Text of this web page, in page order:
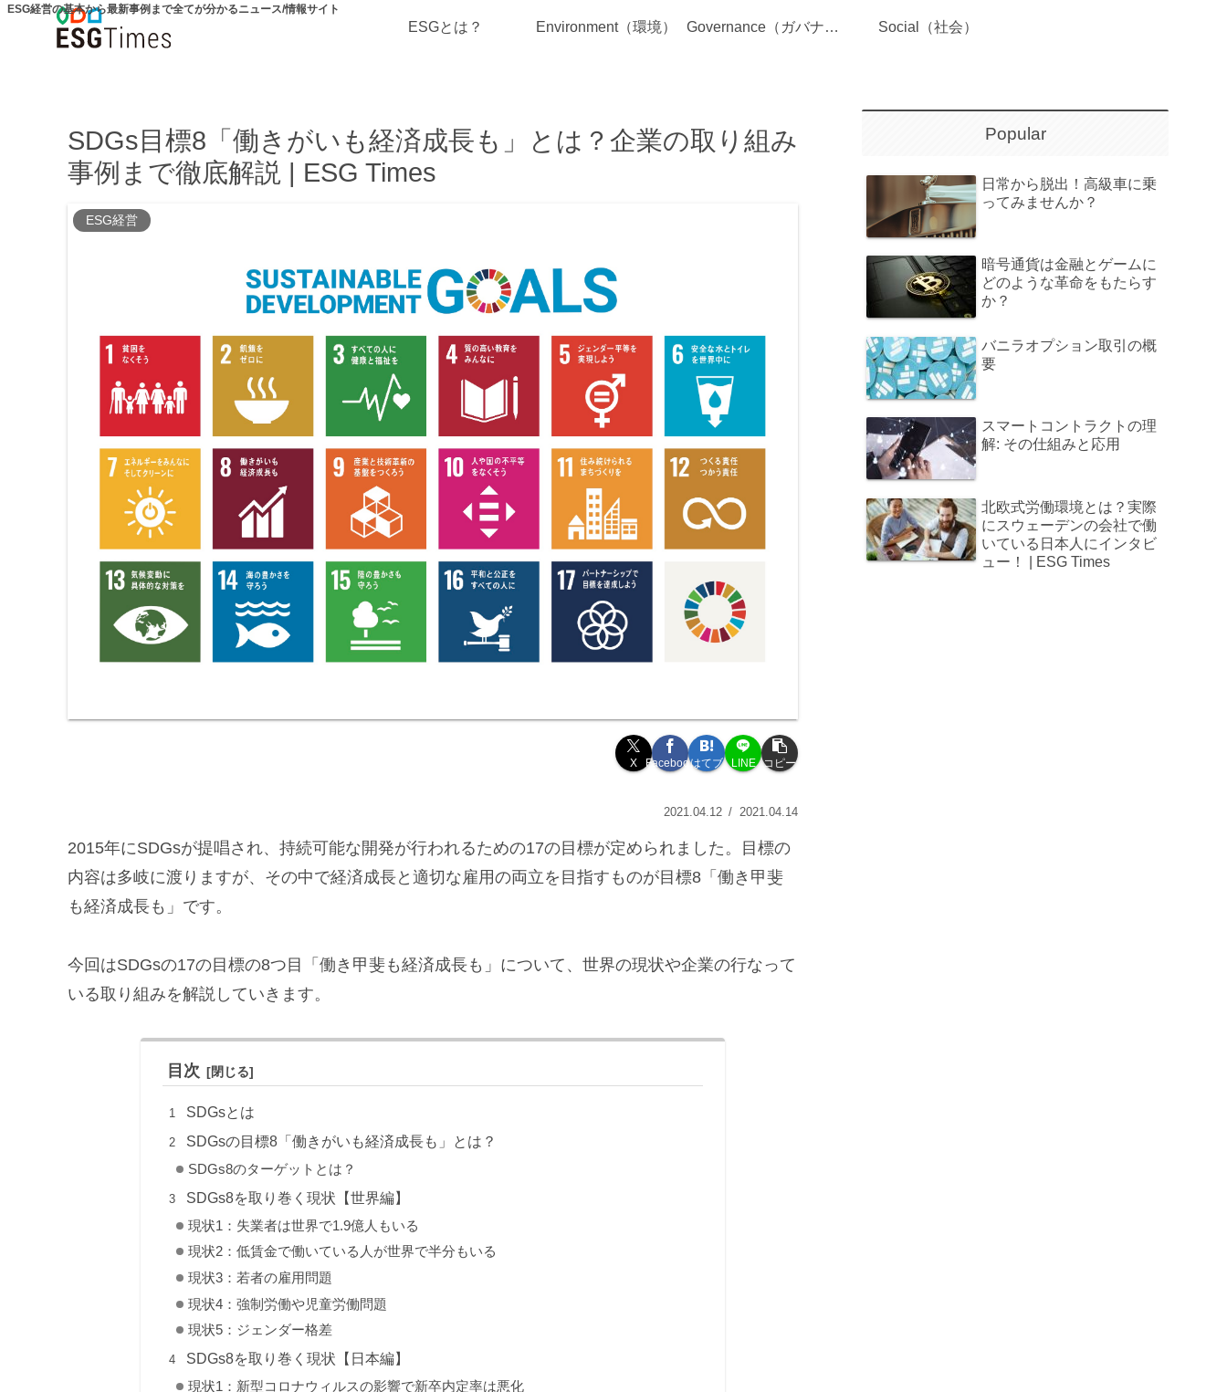
ESG経営の基本から最新事例まで全てが分かるニュース/情報サイト
ESGとは？ Environment（環境） Governance（ガバナンス） Social（社会）
SDGs目標8「働きがいも経済成長も」とは？企業の取り組み
事例まで徹底解説 | ESG Times
ESG経営
X Facebookはてブ LINE コピー
2021.04.12 2021.04.14
2015年にSDGsが提唱され、持続可能な開発が行われるための17の目標が定められました。目標の
内容は多岐に渡りますが、その中で経済成長と適切な雇用の両立を目指すものが目標8「働き甲斐
も経済成長も」です。
今回はSDGsの17の目標の8つ目「働き甲斐も経済成長も」について、世界の現状や企業の行なって
いる取り組みを解説していきます。
目次
SDGsとは
SDGsの目標8「働きがいも経済成長も」とは？
SDGs8のターゲットとは？
SDGs8を取り巻く現状【世界編】
現状1：失業者は世界で1.9億人もいる
現状2：低賃金で働いている人が世界で半分もいる
現状3：若者の雇用問題
現状4：強制労働や児童労働問題
現状5：ジェンダー格差
SDGs8を取り巻く現状【日本編】
現状1：新型コロナウィルスの影響で新卒内定率は悪化
Popular
日常から脱出！高級車に乗
ってみませんか？
暗号通貨は金融とゲームに
どのような革命をもたらす
か？
バニラオプション取引の概
要
スマートコントラクトの理
解: その仕組みと応用
北欧式労働環境とは？実際
にスウェーデンの会社で働
いている日本人にインタビ
ュー！ | ESG Times